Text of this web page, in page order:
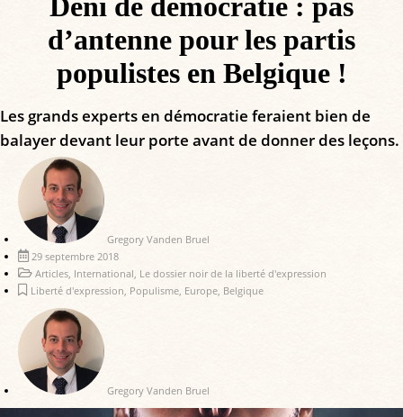
d’antenne pour les partis
populistes en Belgique !
Les grands experts en démocratie feraient bien de
balayer devant leur porte avant de donner des leçons.
Gregory Vanden Bruel
29 septembre 2018
Articles, International, Le dossier noir de la liberté d'expression
Liberté d'expression, Populisme, Europe, Belgique
Gregory Vanden Bruel